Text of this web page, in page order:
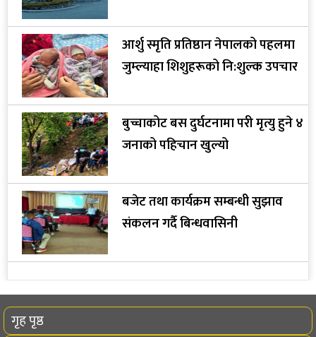
आर्शु स्मृति प्रतिष्ठान नेपालको पहलमा
जुम्ल्याहा शिशुहरूको नि:शुल्क उपचार
बुच्चाकोट बस दुर्घटनामा परी मृत्यु हुने ४
जनाको पहिचान खुल्यो
बजेट तथा कार्यक्रम सम्बन्धी सुझाव
संकलन गर्दै बिन्धवासिनी
गृह पृष्ठ